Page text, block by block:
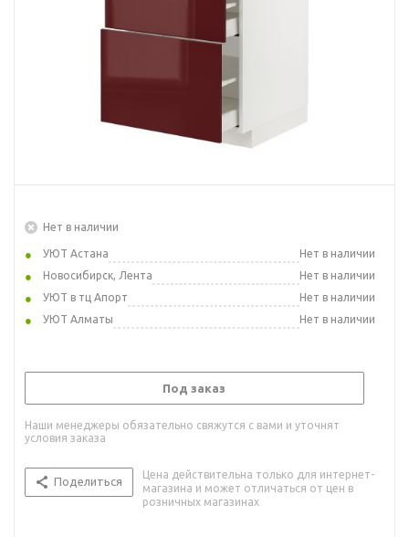
Нет в наличии
УЮТ Астана
Нет в наличии
Новосибирск, Лента
Нет в наличии
УЮТ в тц Апорт
Нет в наличии
УЮТ Алматы
Нет в наличии
Под заказ
Наши менеджеры обязательно свяжутся с вами и уточнят
условия заказа
Поделиться
Цена действительна только для интернет-
магазина и может отличаться от цен в
розничных магазинах